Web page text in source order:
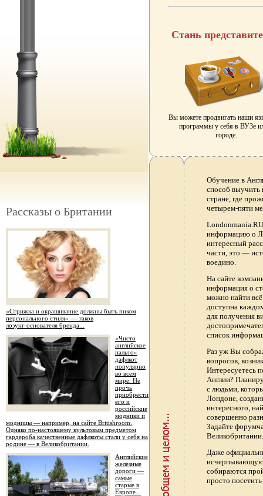
Рассказы о Британии
«Стрижка и окрашивание должны быть пиком
персонального стиля» — таков
лозунг основателя бренда...
«Чисто
английское
пальто»
дафлкот
популярно
во всем
мире. Не
прочь
приобрести
его и
российские
модники и
модницы — например, на сайте Britishroom.
Однако по-настоящему культовым предметом
гардероба качественные дафлкоты стали у себя на
родине — в Великобритании.
Английские
железные
дороги —
самые
старые в
Европе...
Стань
Вы можете продвигать наши
программы у себя в ВУЗе
городе.
Обучение в
способ выучить
стране, где
четырем-пяти
информацию о
интересный
части, это —
воедино.
На сайте
информация о
можно найти
доступна
для получения
список
Раз уж Вы
вопросов,
Интересуетесь
Англии?
с людьми,
Лондоне,
интересного,
совершенно
Задайте
Даже
исчерпывающую
собираются
просто